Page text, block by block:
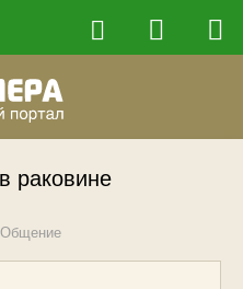
раковине
Общение